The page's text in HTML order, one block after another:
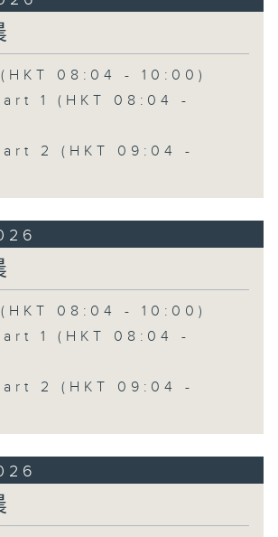
08:04 - 10:00)
1 (HKT 08:04 -
2 (HKT 09:04 -
08:04 - 10:00)
1 (HKT 08:04 -
2 (HKT 09:04 -